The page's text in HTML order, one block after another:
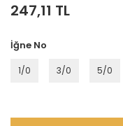
247,11 TL
İğne No
1/0 3/0 5/0